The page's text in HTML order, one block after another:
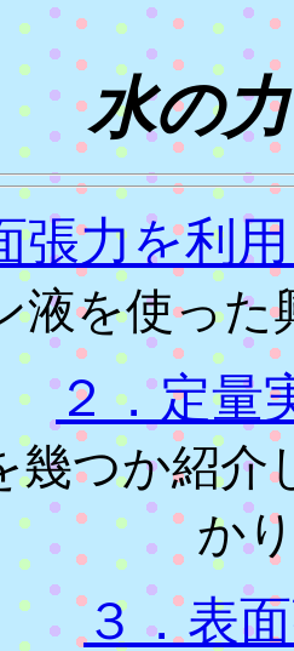
水の力
張力を利
液を使った
２．定量
幾つか紹介
か
３．表